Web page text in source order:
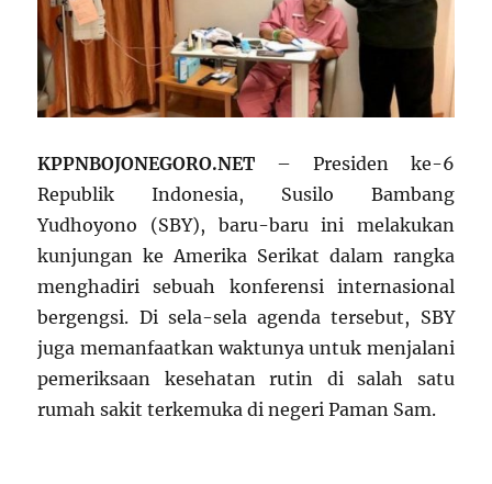
KPPNBOJONEGORO.NET – Presiden ke-6
Republik Indonesia, Susilo Bambang
Yudhoyono (SBY), baru-baru ini melakukan
kunjungan ke Amerika Serikat dalam rangka
menghadiri sebuah konferensi internasional
bergengsi. Di sela-sela agenda tersebut, SBY
juga memanfaatkan waktunya untuk menjalani
pemeriksaan kesehatan rutin di salah satu
rumah sakit terkemuka di negeri Paman Sam.